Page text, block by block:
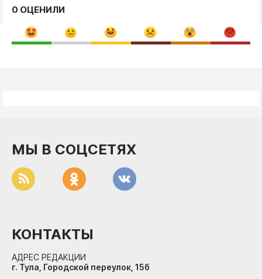
0 ОЦЕНИЛИ
МЫ В СОЦСЕТЯХ
КОНТАКТЫ
АДРЕС РЕДАКЦИИ
г. Тула, Городской переулок, 15б